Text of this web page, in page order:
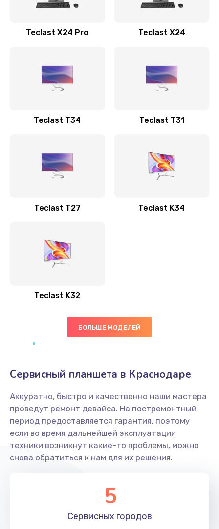
Teclast X24 Pro Teclast X24
Teclast T34 Teclast T31
Teclast T27 Teclast K34
Teclast K32
БОЛЬШЕ МОДЕЛЕЙ
Сервисный планшета в Краснодаре
Аккуратно, быстро и качественно наши мастера
проведут ремонт девайса. На постремонтный
период предоставляется гарантия, поэтому
если во время дальнейшей эксплуатации
техники возникнут какие-то проблемы, можно
снова обратиться к нам для их решения.
5
Сервисных городов